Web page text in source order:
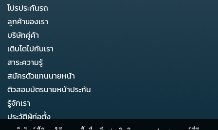
โปรประกันรถ
ลูกค้าของเรา
บริษัทคู่ค้า
เติบโตไปกับเรา
สาระความรู้
สมัครตัวแทนนายหน้า
ติวสอบบัตรนายหน้าประกัน
รู้จักเรา
ประวัติผู้ก่อตั้ง